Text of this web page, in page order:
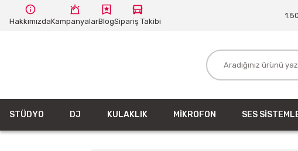
HakkımızdaKampanyalarBlogSipariş Takibi
STÜDYO DJ KULAKLIK MİKROFON SES